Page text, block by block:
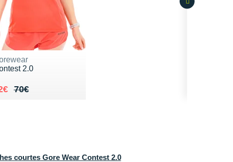
courtes Gore Wear Contest 2.0
2.0
70€
lieu de 70€
42€